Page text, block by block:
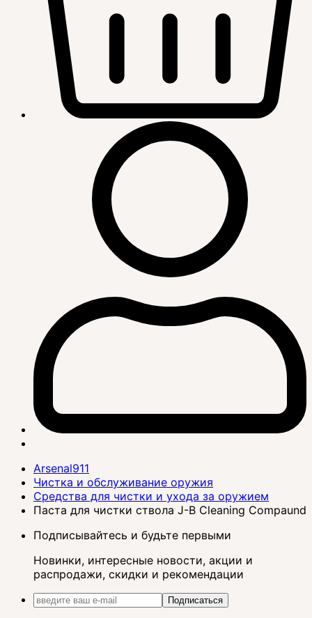
Arsenal911
Чистка и обслуживание оружия
Средства для чистки и ухода за оружием
Паста для чистки ствола J-B Cleaning Compaund
Подписывайтесь и будьте первыми
Новинки, интересные новости, акции и
распродажи, скидки и рекомендации
Подписаться